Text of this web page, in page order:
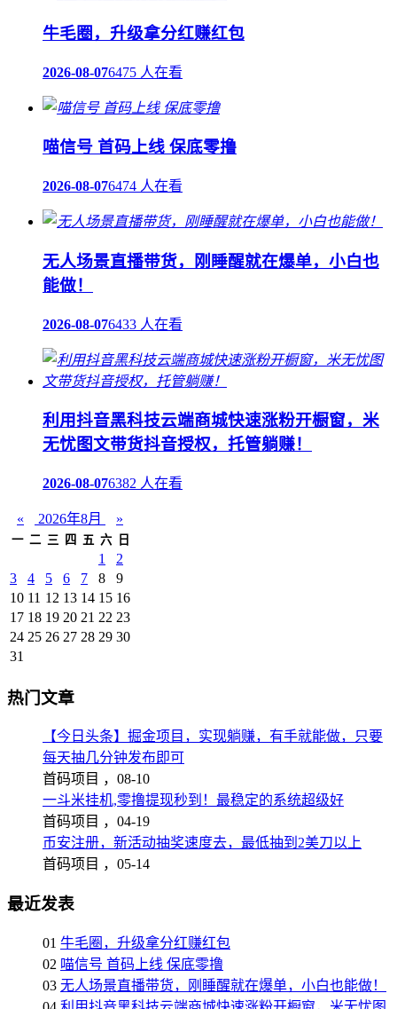
牛毛圈，升级拿分红赚红包
2026-08-076475 人在看
喵信号 首码上线 保底零撸
2026-08-076474 人在看
无人场景直播带货，刚睡醒就在爆单，小白也
能做！
2026-08-076433 人在看
利用抖音黑科技云端商城快速涨粉开橱窗，米
无忧图文带货抖音授权，托管躺赚！
2026-08-076382 人在看
« 2026年8月 »
一 二 三 四 五 六 日
1
2
3
4 5 6 7 8
9
10 11 12 13 14 15 16
17 18 19 20 21 22 23
24 25 26 27 28 29 30
31
热门文章
【今日头条】掘金项目，实现躺赚，有手就能做，只要
每天抽几分钟发布即可
首码项目 ， 08-10
一斗米挂机,零撸提现秒到！最稳定的系统超级好
首码项目 ， 04-19
币安注册，新活动抽奖速度去，最低抽到2美刀以上
首码项目 ， 05-14
最近发表
01 牛毛圈，升级拿分红赚红包
02 喵信号 首码上线 保底零撸
03 无人场景直播带货，刚睡醒就在爆单，小白也能做！